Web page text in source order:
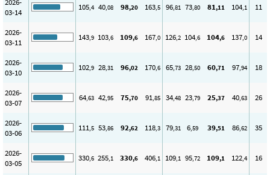
03-14
105,4 40,08 98,20 163,5 96,81 73,80 81,11 104,1 11
2026-
03-11
143,9 103,6 109,6 167,0 126,2 104,6 104,6 137,0 14
2026-
03-10
102,9 28,31 96,02 170,6 65,73 28,50 60,71 97,94 18
2026-
03-07
64,63 42,95 75,70 91,85 34,48 23,79 25,37 40,63 26
2026-
03-06
111,5 53,86 92,62 118,3 79,31 6,59 39,51 86,62 35
2026-
03-05
330,6 255,1 330,6 406,1 109,1 95,72 109,1 122,4 16